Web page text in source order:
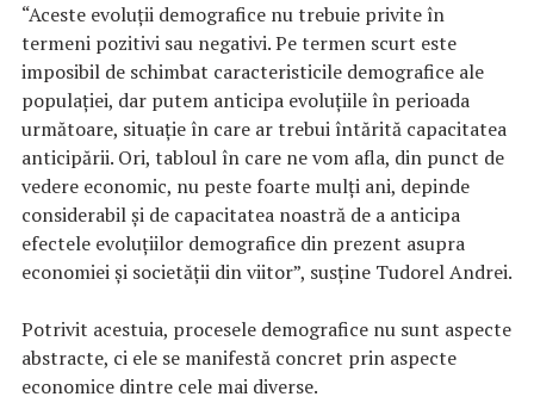
“Aceste evoluţii demografice nu trebuie privite în
termeni pozitivi sau negativi. Pe termen scurt este
imposibil de schimbat caracteristicile demografice ale
populaţiei, dar putem anticipa evoluţiile în perioada
următoare, situaţie în care ar trebui întărită capacitatea
anticipării. Ori, tabloul în care ne vom afla, din punct de
vedere economic, nu peste foarte mulţi ani, depinde
considerabil şi de capacitatea noastră de a anticipa
efectele evoluţiilor demografice din prezent asupra
economiei şi societăţii din viitor”, susţine Tudorel Andrei.
Potrivit acestuia, procesele demografice nu sunt aspecte
abstracte, ci ele se manifestă concret prin aspecte
economice dintre cele mai diverse.